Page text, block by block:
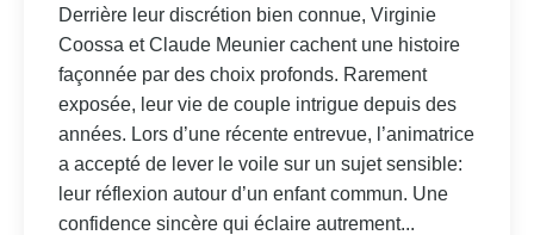
Derrière leur discrétion bien connue, Virginie
Coossa et Claude Meunier cachent une histoire
façonnée par des choix profonds. Rarement
exposée, leur vie de couple intrigue depuis des
années. Lors d’une récente entrevue, l’animatrice
a accepté de lever le voile sur un sujet sensible:
leur réflexion autour d’un enfant commun. Une
confidence sincère qui éclaire autrement...